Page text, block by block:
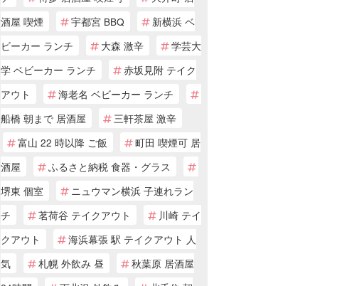
酒屋 喫煙
宇都宮 BBQ
新横浜 ベ
ビーカー ランチ
大森 激辛
学芸大
学 ベビーカー ランチ
赤坂見附 テイク
アウト
海老名 ベビーカー ランチ
船橋 朝まで 居酒屋
三軒茶屋 激辛
富山 22 時以降 ご飯
町田 喫煙可 居
酒屋
ふるさと納税 食器・グラス
堺東 個室
ニュウマン横浜 子連れラン
チ
茗荷谷 テイクアウト
川崎 テイ
クアウト
海浜幕張 駅 テイクアウト 人
気
札幌 外飲み 昼
秋葉原 居酒屋